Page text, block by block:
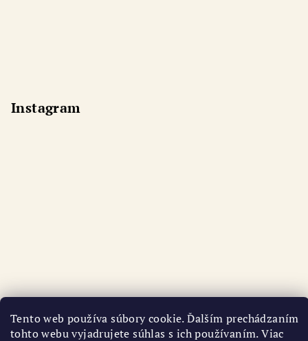
Tento web používa súbory cookie. Ďalším prechádzaním
tohto webu vyjadrujete súhlas s ich používaním. Viac
Instagram